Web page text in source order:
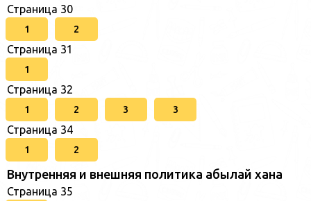
Страница 30
1 2
Страница 31
1
Страница 32
1 2 3 3
Страница 34
1 2
Внутренняя и внешняя политика абылай хана
Страница 35